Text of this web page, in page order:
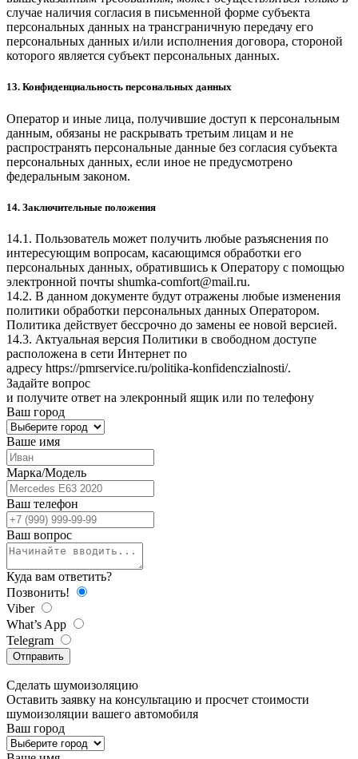
случае наличия согласия в письменной форме субъекта
персональных данных на трансграничную передачу его
персональных данных и/или исполнения договора, стороной
которого является субъект персональных данных.
13. Конфиденциальность персональных данных
Оператор и иные лица, получившие доступ к персональным
данным, обязаны не раскрывать третьим лицам и не
распространять персональные данные без согласия субъекта
персональных данных, если иное не предусмотрено
федеральным законом.
14. Заключительные положения
14.1. Пользователь может получить любые разъяснения по
интересующим вопросам, касающимся обработки его
персональных данных, обратившись к Оператору с помощью
электронной почты shumka-comfort@mail.ru.
14.2. В данном документе будут отражены любые изменения
политики обработки персональных данных Оператором.
Политика действует бессрочно до замены ее новой версией.
14.3. Актуальная версия Политики в свободном доступе
расположена в сети Интернет по
адресу https://pmrservice.ru/politika-konfidenczialnosti/.
Задайте вопрос
и получите ответ на элекронный ящик или по телефону
Ваш город
Ваше имя
Марка/Модель
Ваш телефон
Ваш вопрос
Куда вам ответить?
Позвонить!
Viber
What’s App
Telegram
Отправить
Сделать шумоизоляцию
Оставить заявку на консультацию и просчет стоимости
шумоизоляции вашего автомобиля
Ваш город